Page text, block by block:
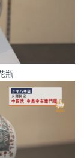
瓶